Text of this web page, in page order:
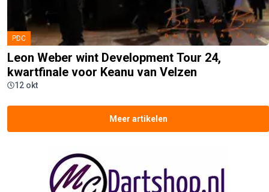
PDC
Leon Weber wint Development Tour 24,
kwartfinale voor Keanu van Velzen
12 okt
Meer artikelen